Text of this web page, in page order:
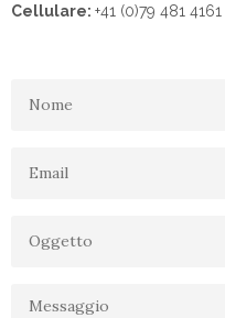
Cellulare: +41 (0)79 481 4161